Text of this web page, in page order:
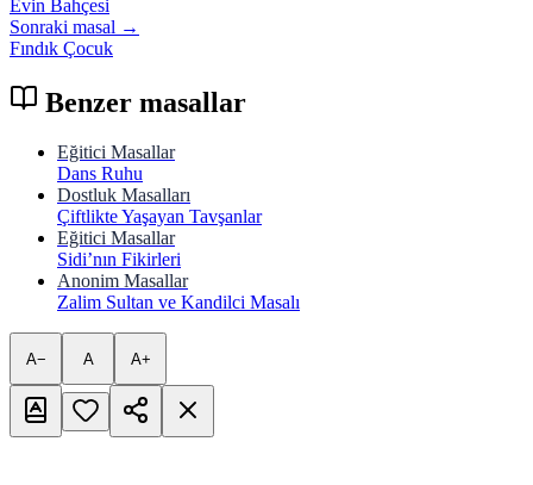
Evin Bahçesi
Sonraki masal →
Fındık Çocuk
Benzer masallar
Eğitici Masallar
Dans Ruhu
Dostluk Masalları
Çiftlikte Yaşayan Tavşanlar
Eğitici Masallar
Sidi’nın Fikirleri
Anonim Masallar
Zalim Sultan ve Kandilci Masalı
A− A A+